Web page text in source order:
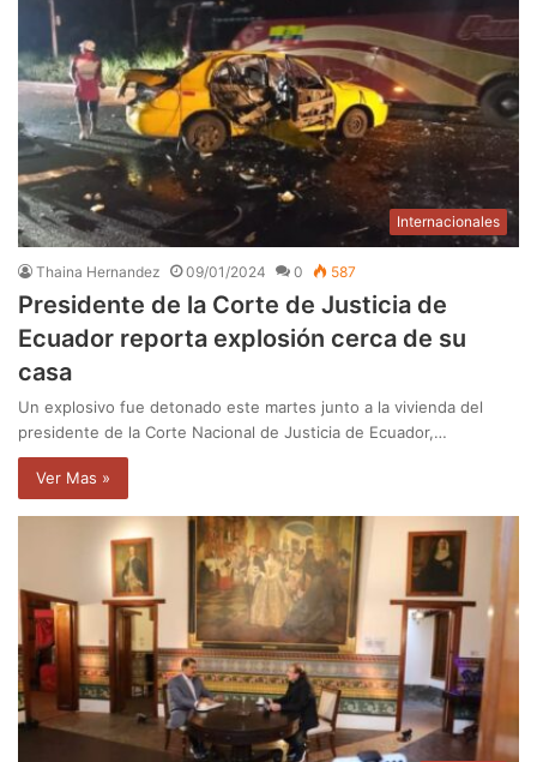
Internacionales
Thaina Hernandez 09/01/2024 0 587
Presidente de la Corte de Justicia de
Ecuador reporta explosión cerca de su
casa
Un explosivo fue detonado este martes junto a la vivienda del
presidente de la Corte Nacional de Justicia de Ecuador,…
Ver Mas »